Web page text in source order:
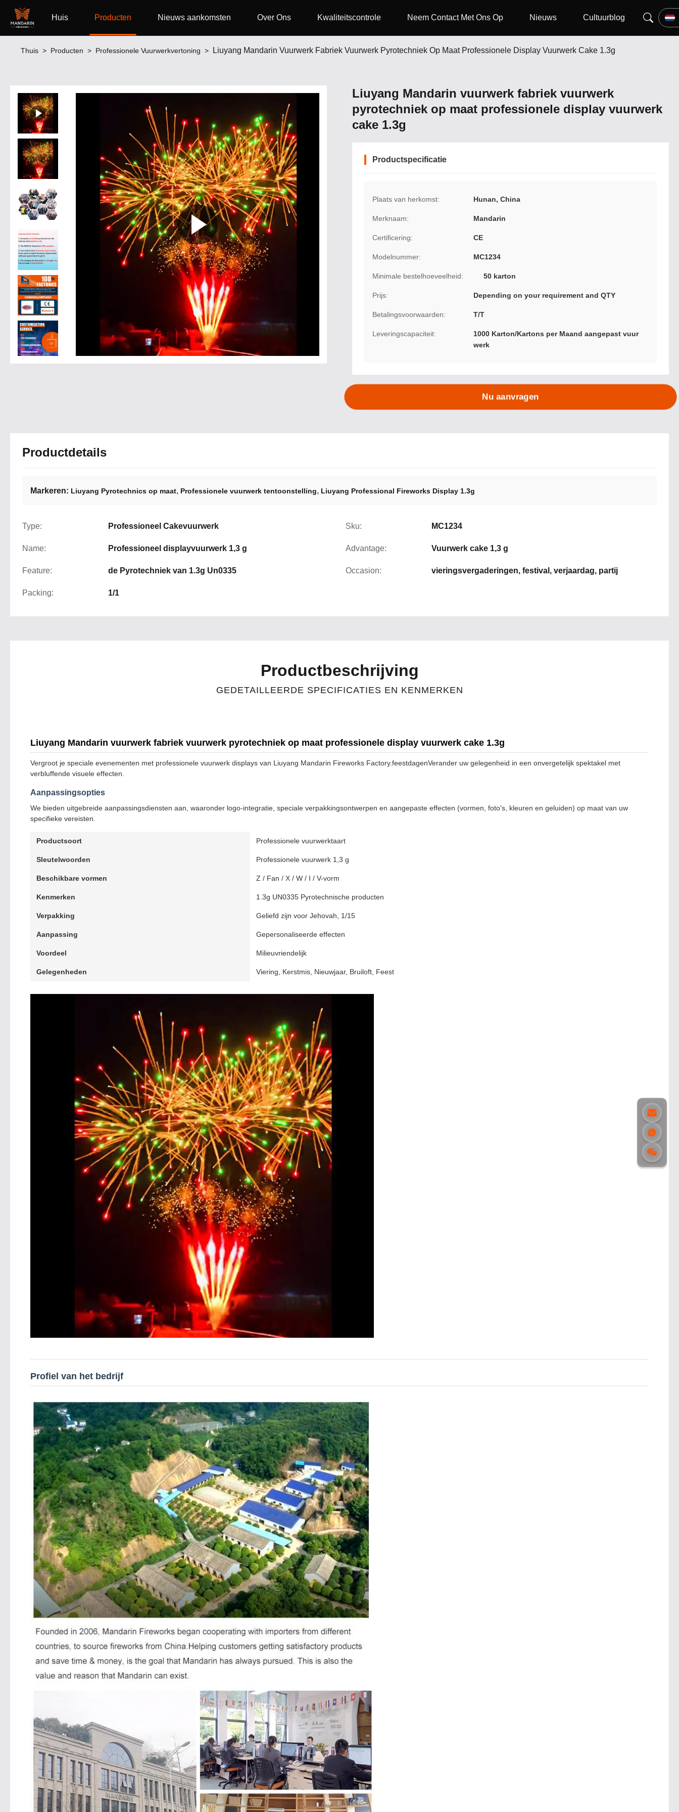
Huis Producten Nieuws aankomsten Over Ons Kwaliteitscontrole Neem Contact Met Ons Op Nieuws Cultuurblog
Thuis > Producten > Professionele Vuurwerkvertoning > Liuyang Mandarin Vuurwerk Fabriek Vuurwerk Pyrotechniek Op Maat Professionele Display Vuurwerk Cake 1.3g
Liuyang Mandarin vuurwerk fabriek vuurwerk
pyrotechniek op maat professionele display vuurwerk
cake 1.3g
Productspecificatie
Plaats van herkomst: Hunan, China
Merknaam: Mandarin
Certificering: CE
Modelnummer: MC1234
Minimale bestelhoeveelheid: 50 karton
Prijs: Depending on your requirement and QTY
Betalingsvoorwaarden: T/T
Leveringscapaciteit:
1000 Karton/Kartons per Maand aangepast vuur
werk
Nu aanvragen
Productdetails
Markeren: Liuyang Pyrotechnics op maat, Professionele vuurwerk tentoonstelling, Liuyang Professional Fireworks Display 1.3g
Type: Professioneel Cakevuurwerk Sku: MC1234
Name: Professioneel displayvuurwerk 1,3 g Advantage: Vuurwerk cake 1,3 g
Feature: de Pyrotechniek van 1.3g Un0335 Occasion: vieringsvergaderingen, festival, verjaardag, partij
Packing: 1/1
Productbeschrijving
GEDETAILLEERDE SPECIFICATIES EN KENMERKEN
Liuyang Mandarin vuurwerk fabriek vuurwerk pyrotechniek op maat professionele display vuurwerk cake 1.3g
Vergroot je speciale evenementen met professionele vuurwerk displays van Liuyang Mandarin Fireworks Factory.feestdagenVerander uw gelegenheid in een onvergetelijk spektakel met
verbluffende visuele effecten.
Aanpassingsopties
We bieden uitgebreide aanpassingsdiensten aan, waaronder logo-integratie, speciale verpakkingsontwerpen en aangepaste effecten (vormen, foto's, kleuren en geluiden) op maat van uw
specifieke vereisten.
Productsoort Professionele vuurwerktaart
Sleutelwoorden Professionele vuurwerk 1,3 g
Beschikbare vormen Z / Fan / X / W / I / V-vorm
Kenmerken 1.3g UN0335 Pyrotechnische producten
Verpakking Geliefd zijn voor Jehovah, 1/15
Aanpassing Gepersonaliseerde effecten
Voordeel Milieuvriendelijk
Gelegenheden Viering, Kerstmis, Nieuwjaar, Bruiloft, Feest
Profiel van het bedrijf